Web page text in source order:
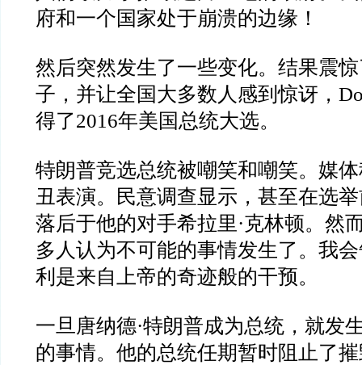
府和一个国家处于崩溃的边缘！
然后突然发生了一些变化。结果震
子，并让全国大多数人感到惊讶，
得了2016年美国总统大选。
特朗普竞选总统被嘲笑和嘲笑。媒
丑表演。民意调查显示，甚至在选
落后于他的对手希拉里·克林顿。然
多人认为不可能的事情发生了。我
利是来自上帝的奇迹般的干预。
一旦唐纳德·特朗普成为总统，就发
的事情。他的总统任期暂时阻止了